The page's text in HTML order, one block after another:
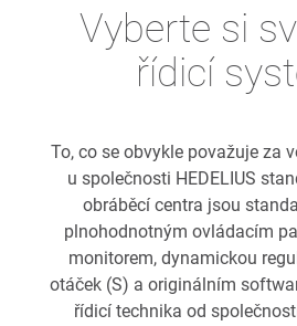
Vyberte si
řídicí
To, co se obvykle považuje za
u společnosti HEDELIUS
obráběcí centra jsou
plnohodnotným ovládacím
monitorem, dynamickou
otáček (S) a originálním
řídicí technika od